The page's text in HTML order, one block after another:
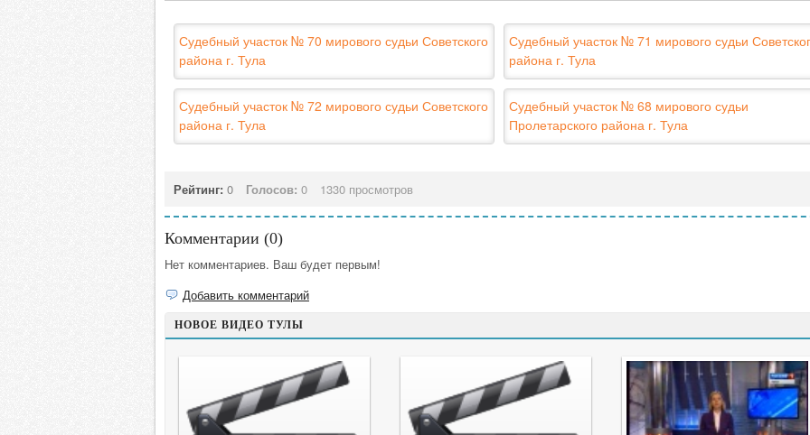
Судебный участок № 70 мирового судьи Советского
района г. Тула
Судебный участок № 71 мирового судьи
района г. Тула
Судебный участок № 72 мирового судьи Советского
района г. Тула
Судебный участок № 68 мирового судьи
Пролетарского района г. Тула
Рейтинг: 0 Голосов: 0 1330 просмотров
Комментарии (0)
Нет комментариев. Ваш будет первым!
Добавить комментарий
НОВОЕ ВИДЕО ТУЛЫ